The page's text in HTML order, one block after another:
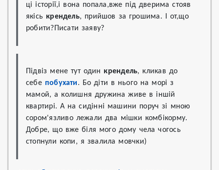
ці історії,і вона попала,вже під дверима стояв
якісь крендель, прийшов за грошима. І от,що
робити?Писати заяву?
Підвіз мене тут один крендель, кликав до
себе побухати. Бо діти в нього на морі з
мамой, а колишня дружина живе в іншій
квартирі. А на сидінні машини поруч зі мною
сором'язливо лежали два мішки комбікорму.
Добре, що вже біля мого дому чела чогось
стопнули копи, я звалила мовчки)